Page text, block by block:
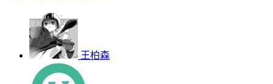
王柏森